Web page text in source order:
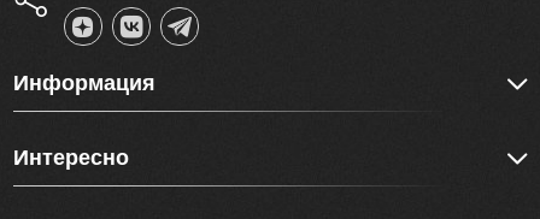
Информация
Интересно